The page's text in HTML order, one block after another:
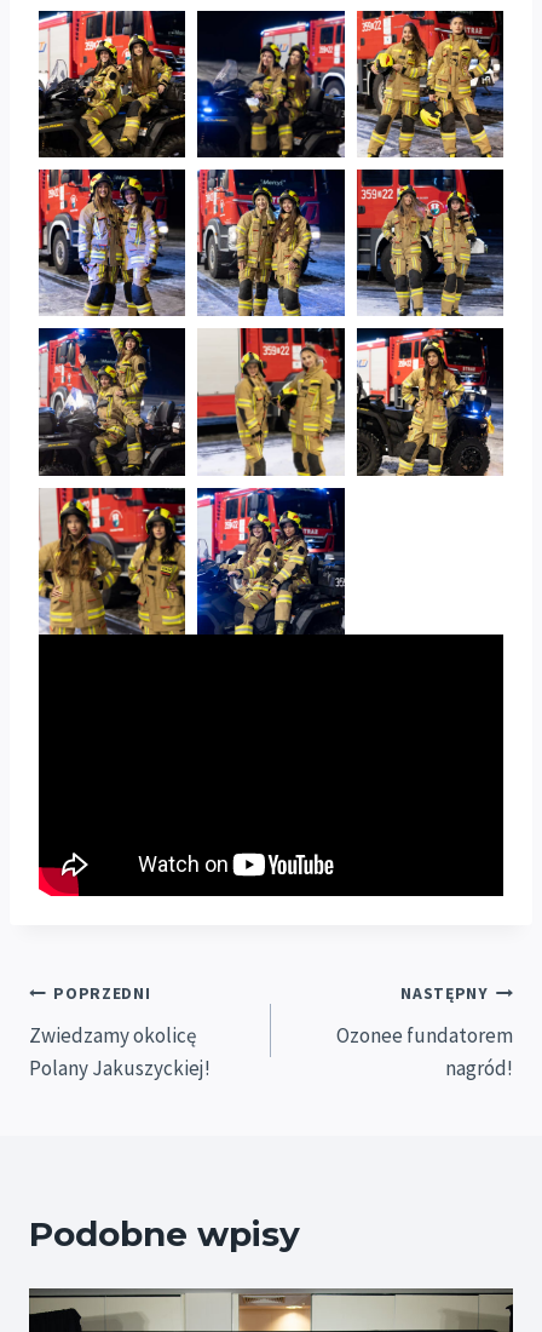
Nawigacja
wpisu
POPRZEDNI
Zwiedzamy okolicę
Polany Jakuszyckiej!
NASTĘPNY
Ozonee fundatorem
nagród!
Podobne wpisy